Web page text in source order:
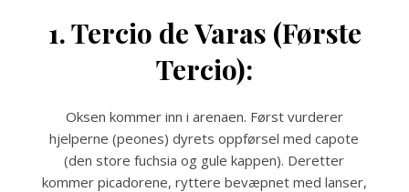
1. Tercio de Varas (Første
Tercio):
Oksen kommer inn i arenaen. Først vurderer
hjelperne (peones) dyrets oppførsel med capote
(den store fuchsia og gule kappen). Deretter
kommer picadorene, ryttere bevæpnet med lanser,